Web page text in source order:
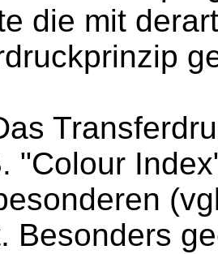
die mit
"Colour
Besonders